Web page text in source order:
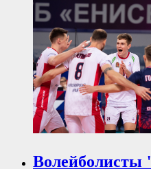
Волейболисты